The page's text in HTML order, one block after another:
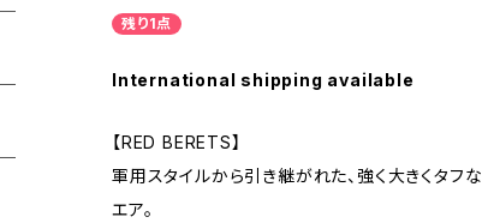
残り1点
International shipping available
【RED BERETS】
軍用スタイルから引き継がれた、強く大きくタフ
エア。